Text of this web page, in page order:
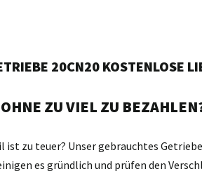
20CN20 KOSTENLOSE
ZU VIEL ZU
ist zu teuer? Unser gebrauchtes
es gründlich und prüfen den